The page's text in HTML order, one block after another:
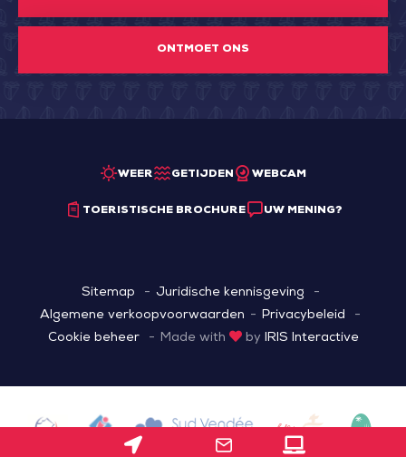
ONTMOET ONS
WEER GETIJDEN WEBCAM
TOERISTISCHE BROCHURE UW MENING?
Sitemap
Juridische kennisgeving
Algemene verkoopvoorwaarden
Privacybeleid
Cookie beheer
Made with by IRIS Interactive